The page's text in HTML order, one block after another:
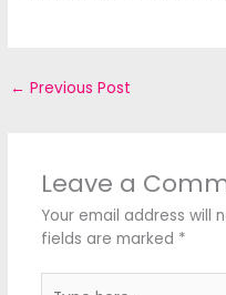
← Previous Post
Leave a
Your email address will
fields are marked *